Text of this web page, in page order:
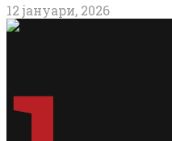
12 јануари, 2026